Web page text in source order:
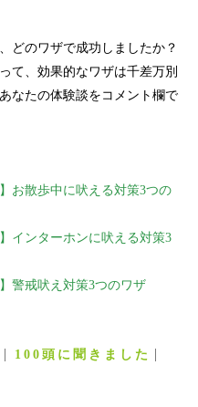
どのワザで成功しましたか？
て、効果的なワザは千差万別
なたの体験談をコメント欄で
お散歩中に吠える対策3つの
インターホンに吠える対策3
警戒吠え対策3つのワザ
100頭に聞きました